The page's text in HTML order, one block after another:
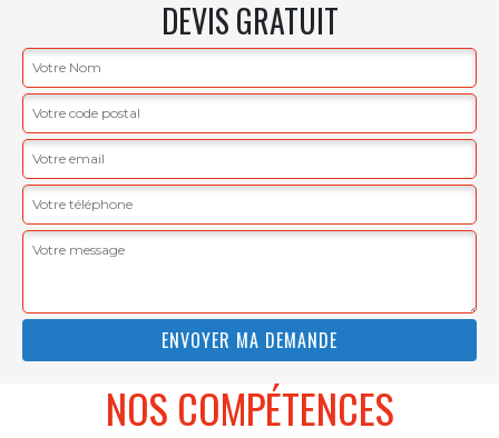
DEVIS GRATUIT
NOS COMPÉTENCES